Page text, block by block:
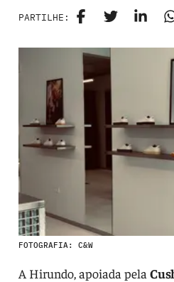
PARTILHE:
FOTOGRAFIA: C&W
A Hirundo, apoiada pela